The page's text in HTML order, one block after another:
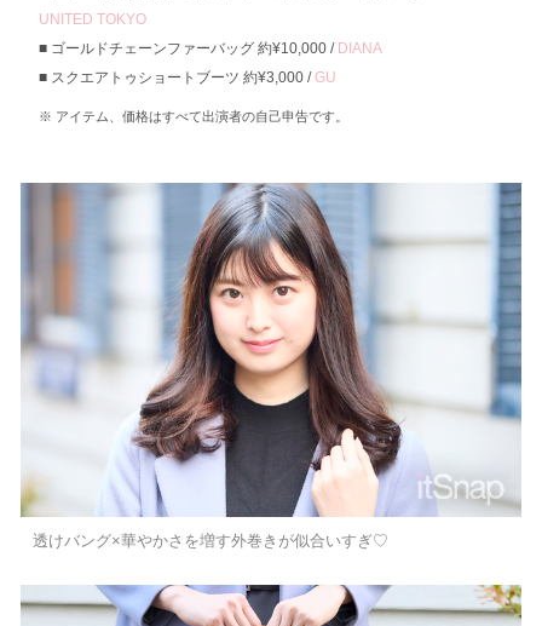
UNITED TOKYO
ゴールドチェーンファーバッグ 約¥10,000 / DIANA
スクエアトゥショートブーツ 約¥3,000 /GU
アイテム、価格はすべて出演者の自己申告です。
透けバング×華やかさを増す外巻きが似合いすぎ♡